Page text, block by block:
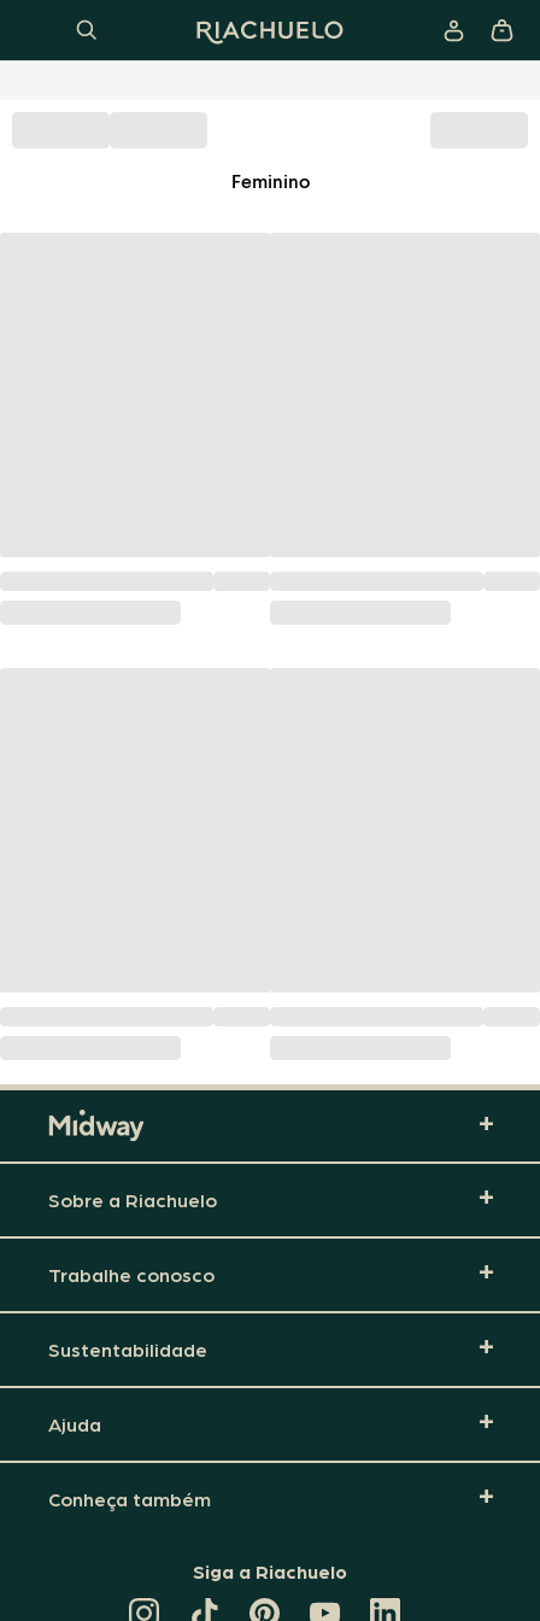
Feminino
Sobre a Riachuelo
Trabalhe conosco
Sustentabilidade
Ajuda
Conheça também
Siga a Riachuelo
CANAL